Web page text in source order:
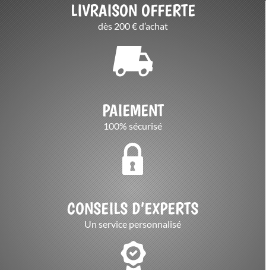
LIVRAISON OFFERTE
dès 200 € d’achat
PAIEMENT
100% sécurisé
CONSEILS D’EXPERTS
Un service personnalisé